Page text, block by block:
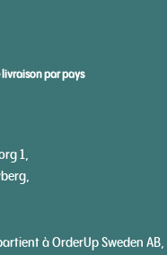
livraison par pays
1,
à OrderUp Sweden